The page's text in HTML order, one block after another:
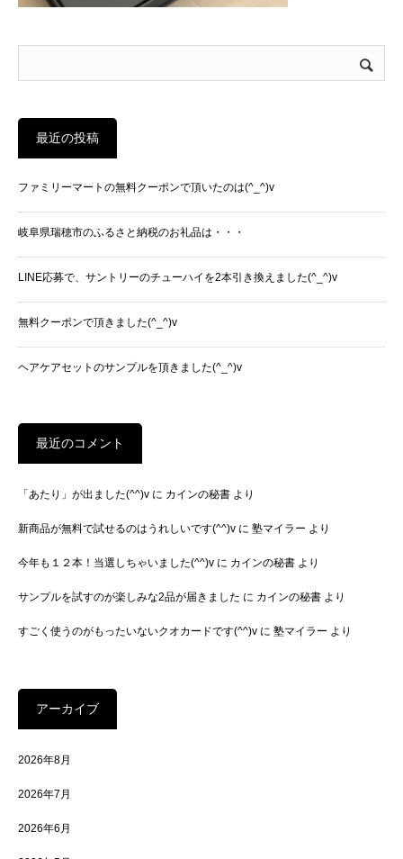
最近の投稿
ファミリーマートの無料クーポンで頂いたのは(^_^)v
岐阜県瑞穂市のふるさと納税のお礼品は・・・
LINE応募で、サントリーのチューハイを2本引き換えました(^_^)v
無料クーポンで頂きました(^_^)v
ヘアケアセットのサンプルを頂きました(^_^)v
最近のコメント
「あたり」が出ました(^^)v に カインの秘書 より
新商品が無料で試せるのはうれしいです(^^)v に 塾マイラー より
今年も１２本！当選しちゃいました(^^)v に カインの秘書 より
サンプルを試すのが楽しみな2品が届きました に カインの秘書 より
すごく使うのがもったいないクオカードです(^^)v に 塾マイラー より
アーカイブ
2026年8月
2026年7月
2026年6月